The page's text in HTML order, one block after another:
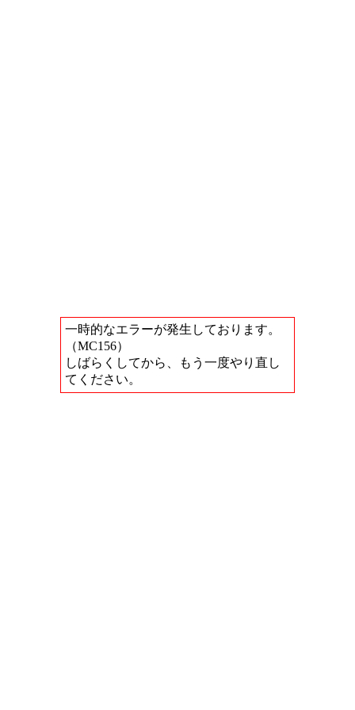
一時的なエラーが発生しております。
（MC156）
しばらくしてから、もう一度やり直し
てください。